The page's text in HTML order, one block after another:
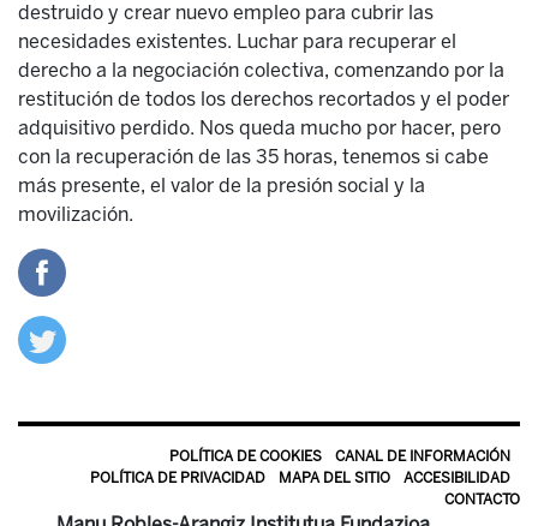
destruido y crear nuevo empleo para cubrir las
necesidades existentes. Luchar para recuperar el
derecho a la negociación colectiva, comenzando por la
restitución de todos los derechos recortados y el poder
adquisitivo perdido. Nos queda mucho por hacer, pero
con la recuperación de las 35 horas, tenemos si cabe
más presente, el valor de la presión social y la
movilización.
POLÍTICA DE COOKIES
CANAL DE INFORMACIÓN
POLÍTICA DE PRIVACIDAD
MAPA DEL SITIO
ACCESIBILIDAD
CONTACTO